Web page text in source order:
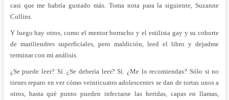
casi que me habría gustado más. Toma nota para la siguiente, Suzanne
Collins.
Y luego hay otros, como el mentor borracho y el estilista gay y su cohorte
de mariliendres superficiales, pero maldición, leed el libro y dejadme
terminar con mi análisis.
¿Se puede leer? Sí. ¿Se debería leer? Sí. ¿Me lo recomiendas? Sólo si no
tienes reparo en ver cómo veinticuatro adolescentes se dan de tortas unos a
otros, hasta qué punto pueden infectarse las heridas, capas en llamas,